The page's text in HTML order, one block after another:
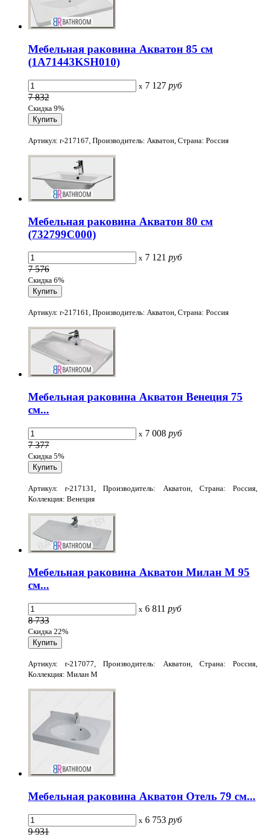
Мебельная раковина Акватон 85 см
(1A71443KSH010)
x 7 127 руб
7 832
Скидка 9%
Артикул: r-217167, Производитель: Акватон, Страна: Россия
Мебельная раковина Акватон 80 см
(732799C000)
x 7 121 руб
7 576
Скидка 6%
Артикул: r-217161, Производитель: Акватон, Страна: Россия
Мебельная раковина Акватон Венеция 75
см...
x 7 008 руб
7 377
Скидка 5%
Артикул: r-217131, Производитель: Акватон, Страна: Россия,
Коллекция: Венеция
Мебельная раковина Акватон Милан М 95
см...
x 6 811 руб
8 733
Скидка 22%
Артикул: r-217077, Производитель: Акватон, Страна: Россия,
Коллекция: Милан М
Мебельная раковина Акватон Отель 79 см...
x 6 753 руб
9 931